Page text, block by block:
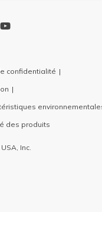
confidentialité
des produits
Inc.